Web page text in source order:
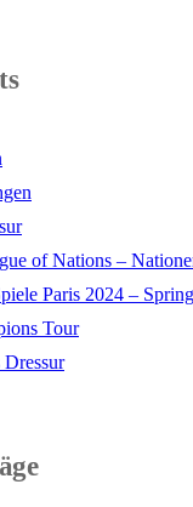
of Nations –
Paris 2024 –
Tour